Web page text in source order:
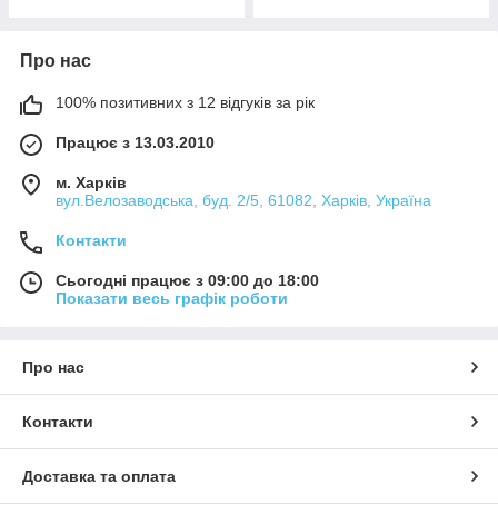
Про нас
100% позитивних з 12 відгуків за рік
Працює з 13.03.2010
м. Харків
вул.Велозаводська, буд. 2/5, 61082, Харків, Україна
Контакти
Сьогодні працює з 09:00 до 18:00
Показати весь графік роботи
Про нас
Контакти
Доставка та оплата